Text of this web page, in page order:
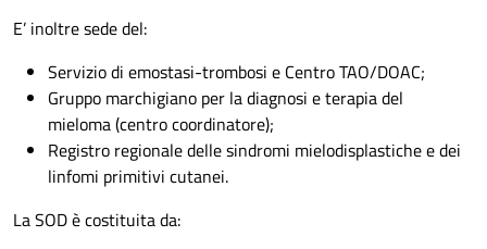
E’ inoltre sede del:
Servizio di emostasi-trombosi e Centro TAO/DOAC;
Gruppo marchigiano per la diagnosi e terapia del
mieloma (centro coordinatore);
Registro regionale delle sindromi mielodisplastiche e dei
linfomi primitivi cutanei.
La SOD è costituita da: